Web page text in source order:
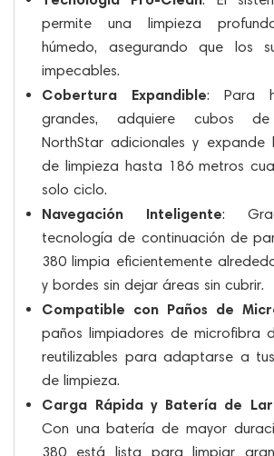
permite una limpieza
húmedo, asegurando que los
impecables.
Cobertura Expandible: Para
grandes, adquiere cubos de
NorthStar adicionales y
de limpieza hasta 186 metros
solo ciclo.
Navegación Inteligente:
tecnología de continuación de
380 limpia eficientemente
y bordes sin dejar áreas sin cubrir.
Compatible con Paños de
paños limpiadores de microfibra
reutilizables para adaptarse a
de limpieza.
Carga Rápida y Batería de
Con una batería de mayor
380 está lista para limpiar